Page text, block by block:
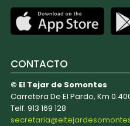
CONTACTO
© El Tejar de Somontes
Carretera De El Pardo, Km
Telf. 913 169 128